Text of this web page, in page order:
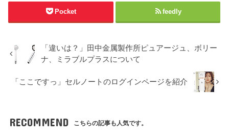
Pocket feedly
「違いは？」田中金属製作所ピュアージュ、ボリー
ナ、ミラブルプラスについて
「ここですっ」セルノートのログインページを紹介
RECOMMEND こちらの記事も人気です。